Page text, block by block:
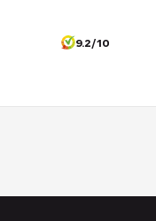
9.2/10